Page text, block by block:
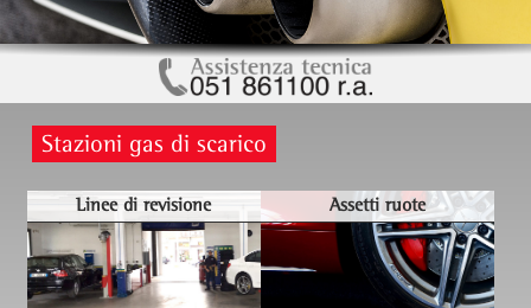
Stazioni gas di scarico
Linee di revisione Assetti ruote